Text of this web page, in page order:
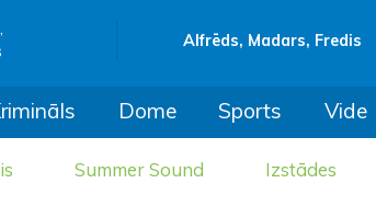
Alfrēds, Madars, Fredis
Dome Sports Vide
Summer Sound Izstādes